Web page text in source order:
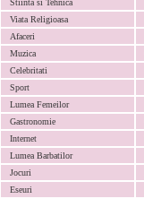
Stiinta si Tehnica
Viata Religioasa
Afaceri
Muzica
Celebritati
Sport
Lumea Femeilor
Gastronomie
Internet
Lumea Barbatilor
Jocuri
Eseuri